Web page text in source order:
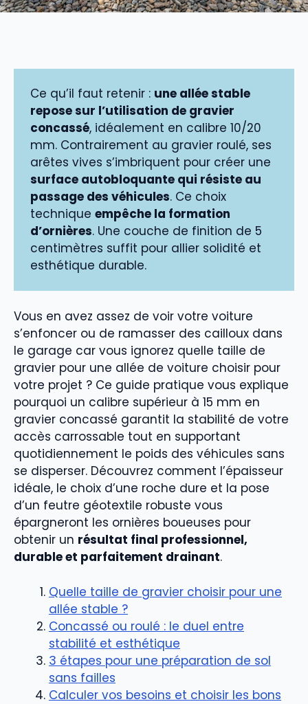
Ce qu’il faut retenir : une allée stable
repose sur l’utilisation de gravier
concassé, idéalement en calibre 10/20
mm. Contrairement au gravier roulé, ses
arêtes vives s’imbriquent pour créer une
surface autobloquante qui résiste au
passage des véhicules. Ce choix
technique empêche la formation
d’ornières. Une couche de finition de 5
centimètres suffit pour allier solidité et
esthétique durable.
Vous en avez assez de voir votre voiture
s’enfoncer ou de ramasser des cailloux dans
le garage car vous ignorez quelle taille de
gravier pour une allée de voiture choisir pour
votre projet ? Ce guide pratique vous explique
pourquoi un calibre supérieur à 15 mm en
gravier concassé garantit la stabilité de votre
accès carrossable tout en supportant
quotidiennement le poids des véhicules sans
se disperser. Découvrez comment l’épaisseur
idéale, le choix d’une roche dure et la pose
d’un feutre géotextile robuste vous
épargneront les ornières boueuses pour
obtenir un résultat final professionnel,
durable et parfaitement drainant.
Quelle taille de gravier choisir pour une
allée stable ?
Concassé ou roulé : le duel entre
stabilité et esthétique
3 étapes pour une préparation de sol
sans failles
Calculer vos besoins et choisir les bons